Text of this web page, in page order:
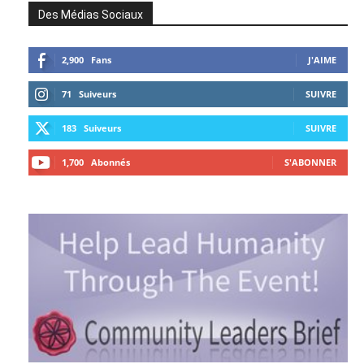
Des Médias Sociaux
2,900 Fans J'AIME
71 Suiveurs SUIVRE
183 Suiveurs SUIVRE
1,700 Abonnés S'ABONNER